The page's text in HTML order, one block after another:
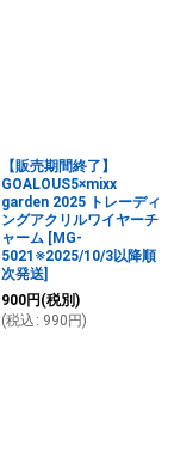
【販売期間終了】
GOALOUS5×mixx
garden 2025 トレーディ
ングアクリルワイヤーチ
ャーム [MG-
5021※2025/10/3以降順
次発送]
900円 (税別)
(税込 : 990 円)